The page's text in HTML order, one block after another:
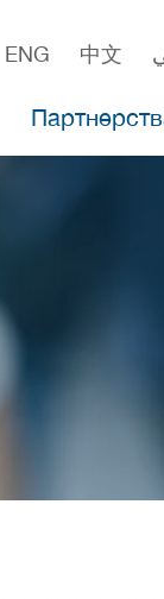
ENG 中文
разработки